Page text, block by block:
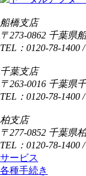
船橋支店
〒273-0862 千葉県
TEL：0120-78-1400
千葉支店
〒263-0016 千葉県
TEL：0120-78-1400
柏支店
〒277-0852 千葉県
TEL：0120-78-1400
サービス
各種手続き